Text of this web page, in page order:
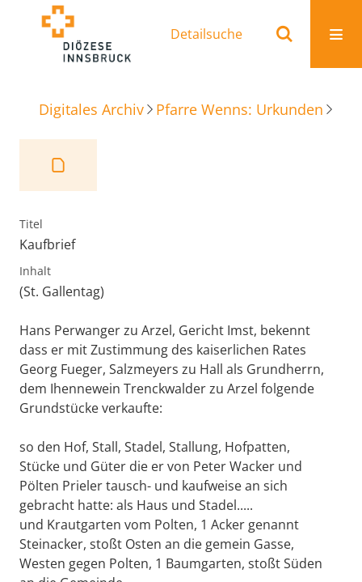
Detailsuche
Digitales Archiv Pfarre Wenns: Urkunden
Titel
Kaufbrief
Inhalt
(St. Gallentag)
Hans Perwanger zu Arzel, Gericht Imst, bekennt
dass er mit Zustimmung des kaiserlichen Rates
Georg Fueger, Salzmeyers zu Hall als Grundherrn,
dem Ihennewein Trenckwalder zu Arzel folgende
Grundstücke verkaufte:
so den Hof, Stall, Stadel, Stallung, Hofpatten,
Stücke und Güter die er von Peter Wacker und
Pölten Prieler tausch- und kaufweise an sich
gebracht hatte: als Haus und Stadel.....
und Krautgarten vom Polten, 1 Acker genannt
Steinacker, stoßt Osten an die gemein Gasse,
Westen gegen Polten, 1 Baumgarten, stoßt Süden